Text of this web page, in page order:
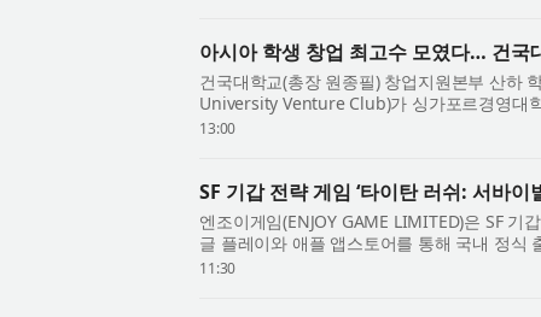
아시아 학생 창업 최고수 모였다… 건국
건국대학교(총장 원종필) 창업지원본부 산하
University Venture Club)가 싱가포르경영
이하 SMU) 스타트업 학회 ‘Start-up Society’
13:00
SF 기갑 전략 게임 ‘타이탄 러쉬: 서바이
엔조이게임(ENJOY GAME LIMITED)은 SF 기
글 플레이와 애플 앱스토어를 통해 국내 정식
바이벌’은 전용 기갑 제작과 직접 조종, 미녀
11:30